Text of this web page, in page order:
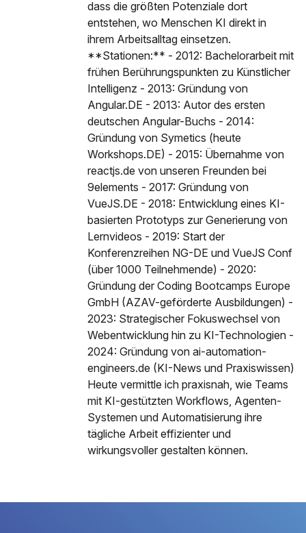
dass die größten Potenziale dort
entstehen, wo Menschen KI direkt in
ihrem Arbeitsalltag einsetzen.
**Stationen:** - 2012: Bachelorarbeit mit
frühen Berührungspunkten zu Künstlicher
Intelligenz - 2013: Gründung von
Angular.DE - 2013: Autor des ersten
deutschen Angular-Buchs - 2014:
Gründung von Symetics (heute
Workshops.DE) - 2015: Übernahme von
reactjs.de von unseren Freunden bei
9elements - 2017: Gründung von
VueJS.DE - 2018: Entwicklung eines KI-
basierten Prototyps zur Generierung von
Lernvideos - 2019: Start der
Konferenzreihen NG-DE und VueJS Conf
(über 1000 Teilnehmende) - 2020:
Gründung der Coding Bootcamps Europe
GmbH (AZAV-geförderte Ausbildungen) -
2023: Strategischer Fokuswechsel von
Webentwicklung hin zu KI-Technologien -
2024: Gründung von ai-automation-
engineers.de (KI-News und Praxiswissen)
Heute vermittle ich praxisnah, wie Teams
mit KI-gestützten Workflows, Agenten-
Systemen und Automatisierung ihre
tägliche Arbeit effizienter und
wirkungsvoller gestalten können.